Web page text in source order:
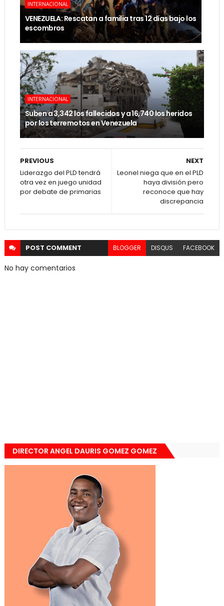
INTERNACIONAL
VENEZUELA: Rescatan a familia tras 12 días bajo los
escombros
INTERNACIONAL
Suben a 3,342 los fallecidos y a 16,740 los heridos
por los terremotos en Venezuela
NEXT
Leonel niega que en el PLD
haya división pero
reconoce que hay
discrepancia
PREVIOUS
Liderazgo del PLD tendrá
otra vez en juego unidad
por debate de primarias
POST COMMENT BLOGGER DISQUS FACEBOOK
No hay comentarios
DIRECTOR ANGEL DAURIS GOMEZ GOMEZ